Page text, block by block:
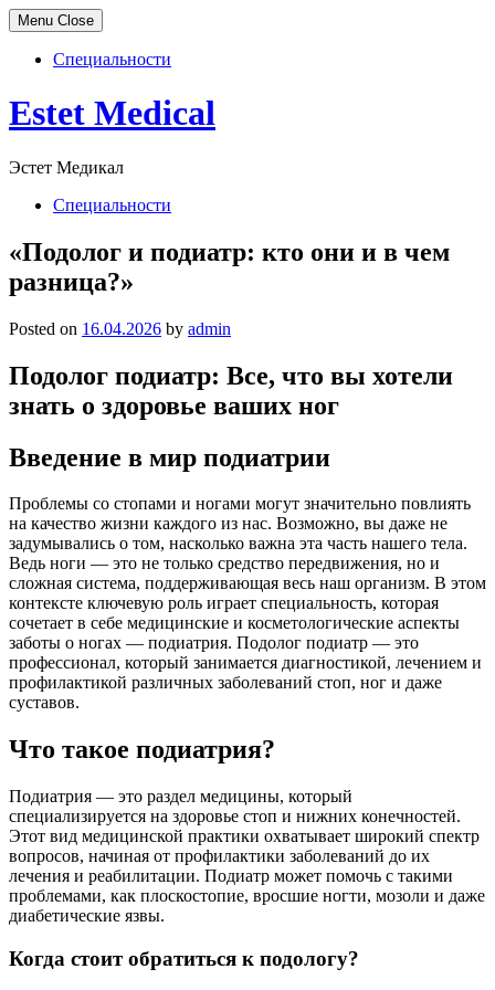
Menu Close
Специальности
Skip
to
Estet Medical
Эстет Медикал
Специальности
«Подолог и подиатр: кто они и в чем
разница?»
Posted on 16.04.2026 by admin
Подолог подиатр: Все, что вы хотели
знать о здоровье ваших ног
Введение в мир подиатрии
Проблемы со стопами и ногами могут значительно повлиять
на качество жизни каждого из нас. Возможно, вы даже не
задумывались о том, насколько важна эта часть нашего тела.
Ведь ноги — это не только средство передвижения, но и
сложная система, поддерживающая весь наш организм. В этом
контексте ключевую роль играет специальность, которая
сочетает в себе медицинские и косметологические аспекты
заботы о ногах — подиатрия. Подолог подиатр — это
профессионал, который занимается диагностикой, лечением и
профилактикой различных заболеваний стоп, ног и даже
суставов.
Что такое подиатрия?
Подиатрия — это раздел медицины, который
специализируется на здоровье стоп и нижних конечностей.
Этот вид медицинской практики охватывает широкий спектр
вопросов, начиная от профилактики заболеваний до их
лечения и реабилитации. Подиатр может помочь с такими
проблемами, как плоскостопие, вросшие ногти, мозоли и даже
диабетические язвы.
Когда стоит обратиться к подологу?